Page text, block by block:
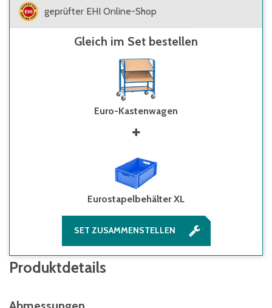
geprüfter EHI Online-Shop
Gleich im Set bestellen
Euro-Kastenwagen
Eurostapelbehälter XL
SET ZUSAMMENSTELLEN
Produktdetails